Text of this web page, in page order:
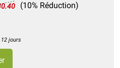
(10% Réduction)
jours